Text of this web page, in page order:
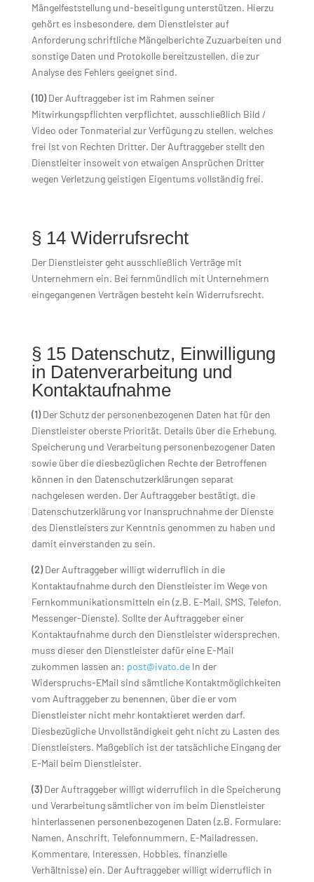
Mängelfeststellung und-beseitigung unterstützen. Hierzu
gehört es insbesondere, dem Dienstleister auf
Anforderung schriftliche Mängelberichte Zuzuarbeiten und
sonstige Daten und Protokolle bereitzustellen, die zur
Analyse des Fehlers geeignet sind.
(10)Der Auftraggeber ist im Rahmen seiner
Mitwirkungspflichten verpflichtet, ausschließlich Bild /
Video oder Tonmaterial zur Verfügung zu stellen, welches
frei ist von Rechten Dritter. Der Auftraggeber stellt den
Dienstleiter insoweit von etwaigen Ansprüchen Dritter
wegen Verletzung geistigen Eigentums vollständig frei.
§ 14 Widerrufsrecht
Der Dienstleister geht ausschließlich Verträge mit
Unternehmern ein. Bei fernmündlich mit Unternehmern
eingegangenen Verträgen besteht kein Widerrufsrecht.
§ 15 Datenschutz, Einwilligung
in Datenverarbeitung und
Kontaktaufnahme
(1)Der Schutz der personenbezogenen Daten hat für den
Dienstleister oberste Priorität. Details über die Erhebung,
Speicherung und Verarbeitung personenbezogener Daten
sowie über die diesbezüglichen Rechte der Betroffenen
können in den Datenschutzerklärungen separat
nachgelesen werden. Der Auftraggeber bestätigt, die
Datenschutzerklärung vor Inanspruchnahme der Dienste
des Dienstleisters zur Kenntnis genommen zu haben und
damit einverstanden zu sein.
(2)Der Auftraggeber willigt widerruflich in die
Kontaktaufnahme durch den Dienstleister im Wege von
Fernkommunikationsmitteln ein (z.B. E-Mail, SMS, Telefon,
Messenger-Dienste). Sollte der Auftraggeber einer
Kontaktaufnahme durch den Dienstleister widersprechen,
muss dieser den Dienstleister dafür eine E-Mail
zukommen lassen an: post@ivato.deIn der
Widerspruchs-EMail sind sämtliche Kontaktmöglichkeiten
vom Auftraggeber zu benennen, über die er vom
Dienstleister nicht mehr kontaktieret werden darf.
Diesbezügliche Unvollständigkeit geht nicht zu Lasten des
Dienstleisters. Maßgeblich ist der tatsächliche Eingang der
E-Mail beim Dienstleister.
(3)Der Auftraggeber willigt widerruflich in die Speicherung
und Verarbeitung sämtlicher von im beim Dienstleister
hinterlassenen personenbezogenen Daten (z.B. Formulare:
Namen, Anschrift, Telefonnummern, E-Mailadressen,
Kommentare, Interessen, Hobbies, finanzielle
Verhältnisse) ein. Der Auftraggeber willigt widerruflich in